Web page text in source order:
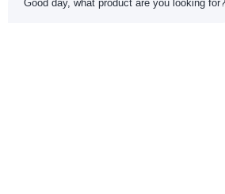
Good day, what product are you looking for?